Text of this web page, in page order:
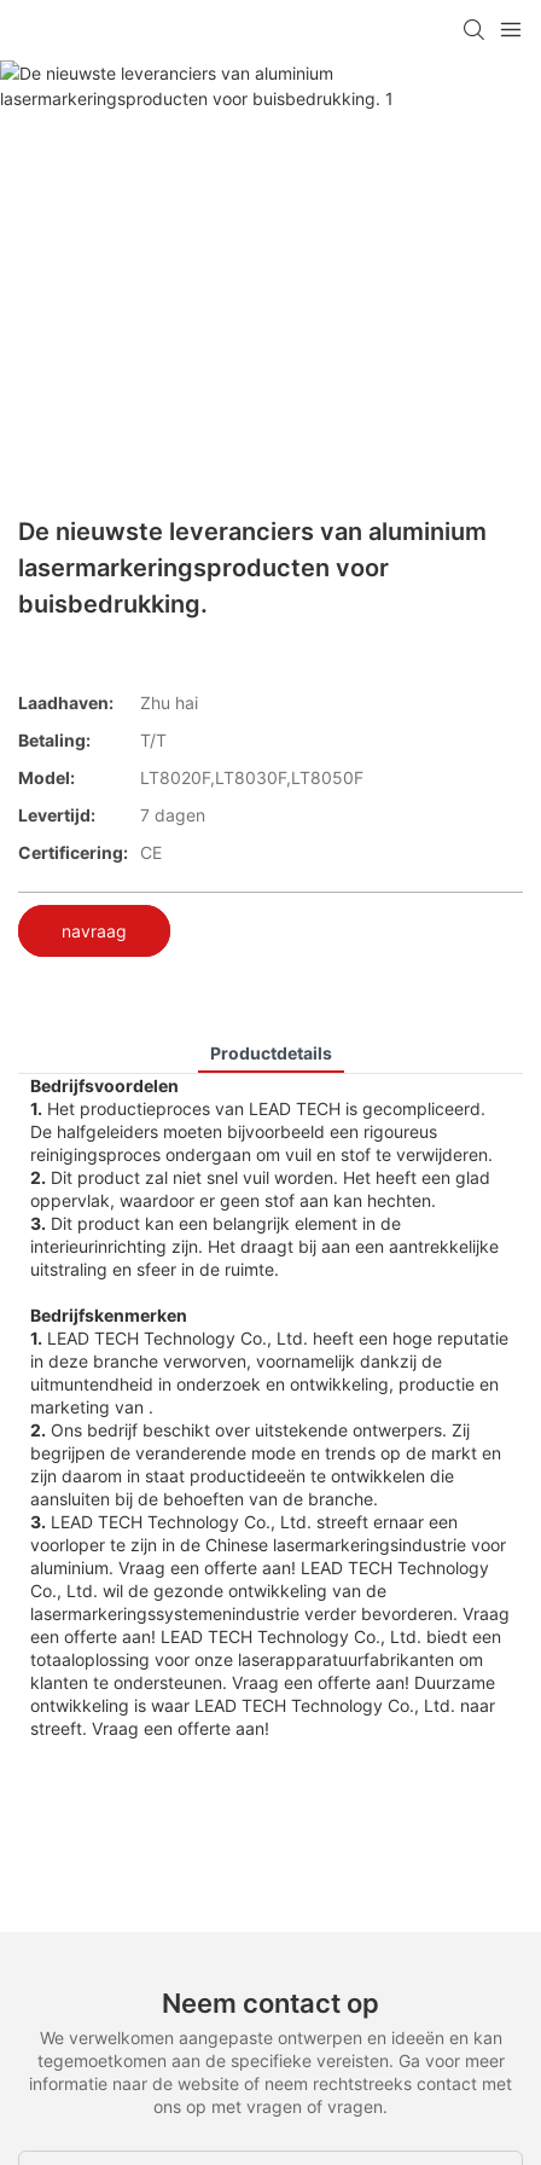
De nieuwste leveranciers van aluminium
lasermarkeringsproducten voor
buisbedrukking.
Laadhaven:
Zhu hai
Betaling:
T/T
Model:
LT8020F,LT8030F,LT8050F
Levertijd:
7 dagen
Certificering:
CE
navraag
Productdetails
Bedrijfsvoordelen
1. Het productieproces van LEAD TECH is gecompliceerd.
De halfgeleiders moeten bijvoorbeeld een rigoureus
reinigingsproces ondergaan om vuil en stof te verwijderen.
2. Dit product zal niet snel vuil worden. Het heeft een glad
oppervlak, waardoor er geen stof aan kan hechten.
3. Dit product kan een belangrijk element in de
interieurinrichting zijn. Het draagt ​​bij aan een aantrekkelijke
uitstraling en sfeer in de ruimte.
Bedrijfskenmerken
1. LEAD TECH Technology Co., Ltd. heeft een hoge reputatie
in deze branche verworven, voornamelijk dankzij de
uitmuntendheid in onderzoek en ontwikkeling, productie en
marketing van .
2. Ons bedrijf beschikt over uitstekende ontwerpers. Zij
begrijpen de veranderende mode en trends op de markt en
zijn daarom in staat productideeën te ontwikkelen die
aansluiten bij de behoeften van de branche.
3. LEAD TECH Technology Co., Ltd. streeft ernaar een
voorloper te zijn in de Chinese lasermarkeringsindustrie voor
aluminium. Vraag een offerte aan! LEAD TECH Technology
Co., Ltd. wil de gezonde ontwikkeling van de
lasermarkeringssystemenindustrie verder bevorderen. Vraag
een offerte aan! LEAD TECH Technology Co., Ltd. biedt een
totaaloplossing voor onze laserapparatuurfabrikanten om
klanten te ondersteunen. Vraag een offerte aan! Duurzame
ontwikkeling is waar LEAD TECH Technology Co., Ltd. naar
streeft. Vraag een offerte aan!
Neem contact op
We verwelkomen aangepaste ontwerpen en ideeën en kan
tegemoetkomen aan de specifieke vereisten. Ga voor meer
informatie naar de website of neem rechtstreeks contact met
ons op met vragen of vragen.